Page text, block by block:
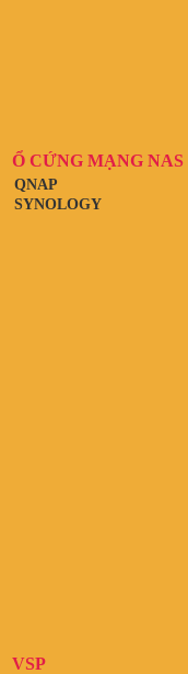
Ổ CỨNG MẠNG NAS
SYNOLOGY
QNAP
VSP